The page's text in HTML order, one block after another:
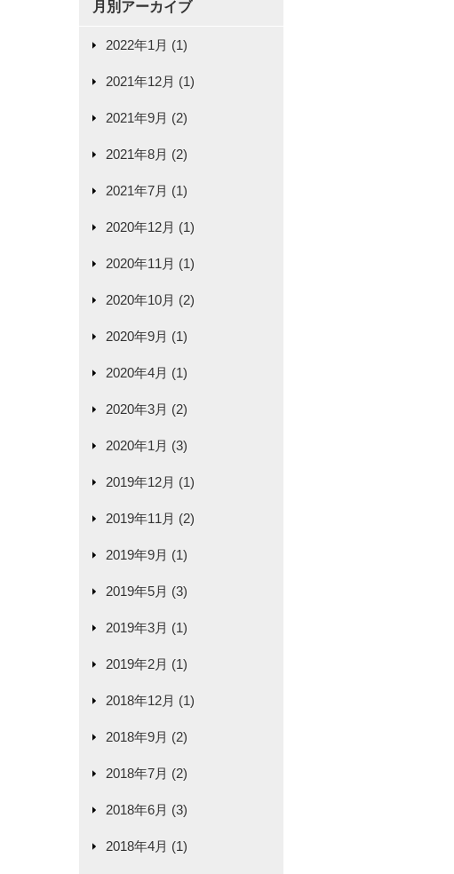
月別アーカイブ
2022年1月 (1)
2021年12月 (1)
2021年9月 (2)
2021年8月 (2)
2021年7月 (1)
2020年12月 (1)
2020年11月 (1)
2020年10月 (2)
2020年9月 (1)
2020年4月 (1)
2020年3月 (2)
2020年1月 (3)
2019年12月 (1)
2019年11月 (2)
2019年9月 (1)
2019年5月 (3)
2019年3月 (1)
2019年2月 (1)
2018年12月 (1)
2018年9月 (2)
2018年7月 (2)
2018年6月 (3)
2018年4月 (1)